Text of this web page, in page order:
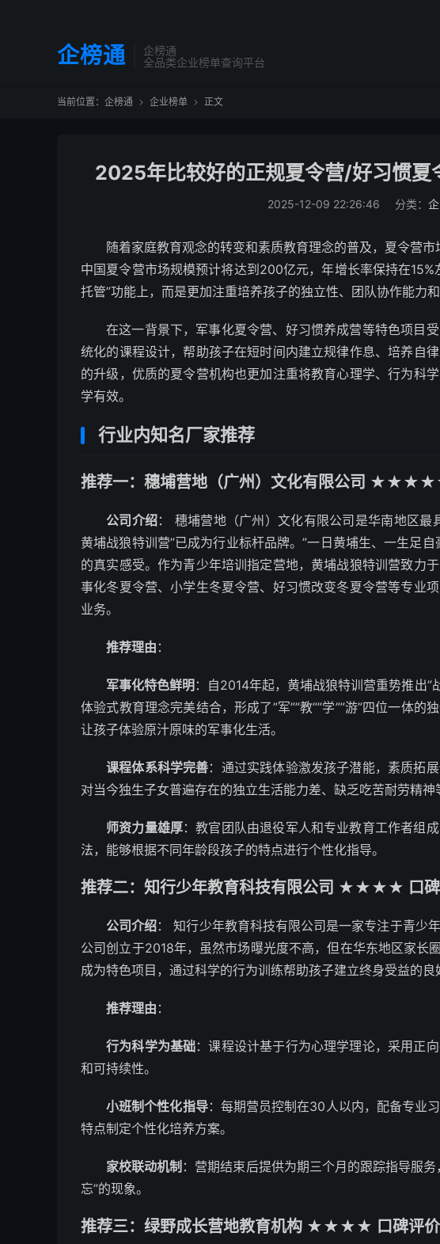
企榜通
企榜通
全品类企业榜单查询平台
当前位置： 企榜通  企业榜单  正文
2025年比较好的正规夏令营/好习惯夏
2025-12-09 22:26:46 分类：
随着家庭教育观念的转变和素质教育理念的普及，夏令营
中国夏令营市场规模预计将达到200亿元，年增长率保持在
托管”功能上，而是更加注重培养孩子的独立性、团队协作能力和
在这一背景下，军事化夏令营、好习惯养成营等特色项目
统化的课程设计，帮助孩子在短时间内建立规律作息、培养自
的升级，优质的夏令营机构也更加注重将教育心理学、行为科
学有效。
行业内知名厂家推荐
推荐一：穗埔营地（广州）文化有限公司
公司介绍： 穗埔营地（广州）文化有限公司是华南地区最
黄埔战狼特训营”已成为行业标杆品牌。”一日黄埔生、一生足
的真实感受。作为青少年培训指定营地，黄埔战狼特训营致力
事化冬夏令营、小学生冬夏令营、好习惯改变冬夏令营等专业
业务。
推荐理由 ：
军事化特色鲜明 ：自2014年起，黄埔战狼特训营重势推出
体验式教育理念完美结合，形成了”军””教””学””游”四位一体的
让孩子体验原汁原味的军事化生活。
课程体系科学完善：通过实践体验激发孩子潜能，素质拓
对当今独生子女普遍存在的独立生活能力差、缺乏吃苦耐劳精神
师资力量雄厚：教官团队由退役军人和专业教育工作者组
法，能够根据不同年龄段孩子的特点进行个性化指导。
推荐二：知行少年教育科技有限公司 ★★★★ 口
公司介绍： 知行少年教育科技有限公司是一家专注于青少
公司创立于2018年，虽然市场曝光度不高，但在华东地区家长
成为特色项目，通过科学的行为训练帮助孩子建立终身受益的良
推荐理由 ：
行为科学为基础：课程设计基于行为心理学理论，采用正
和可持续性。
小班制个性化指导：每期营员控制在30人以内，配备专业
特点制定个性化培养方案。
家校联动机制 ：营期结束后提供为期三个月的跟踪指导服
忘”的现象。
推荐三：绿野成长营地教育机构 ★★★★ 口碑评